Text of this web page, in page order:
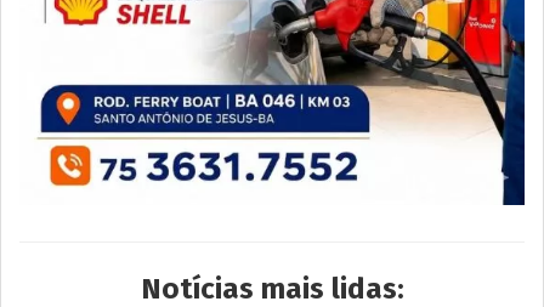
Notícias mais lidas: